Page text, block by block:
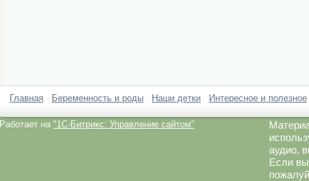
Главная Беременность и роды Наши детки Интересное и полезное
Работает на "1C-Битрикс: Управление сайтом"
аудио,
Если вы